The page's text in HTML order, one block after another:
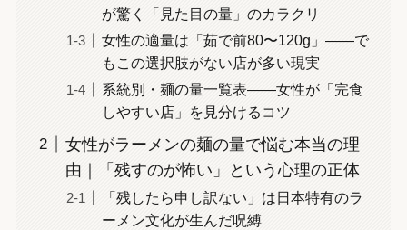
が驚く「見た目の量」のカラクリ
女性の適量は「茹で前80〜120g」——で
もこの選択肢がない店が多い現実
系統別・麺の量一覧表——女性が「完食
しやすい店」を見分けるコツ
女性がラーメンの麺の量で悩む本当の理
由｜「残すのが怖い」という心理の正体
「残したら申し訳ない」は日本特有のラ
ーメン文化が生んだ呪縛